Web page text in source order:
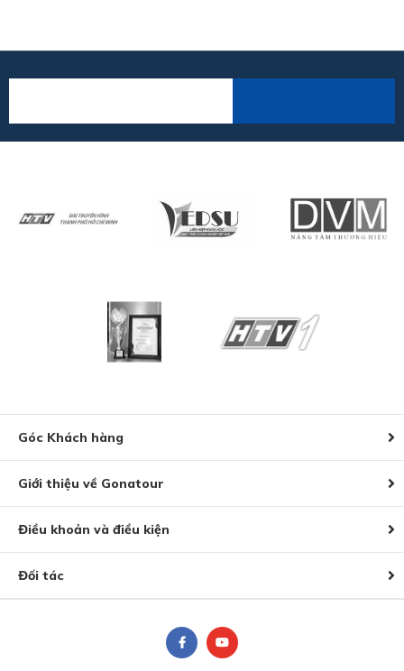
Góc Khách hàng
Giới thiệu về Gonatour
Điều khoản và điều kiện
Đối tác